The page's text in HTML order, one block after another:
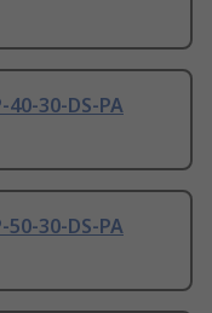
30-DS-PA
30-DS-PA